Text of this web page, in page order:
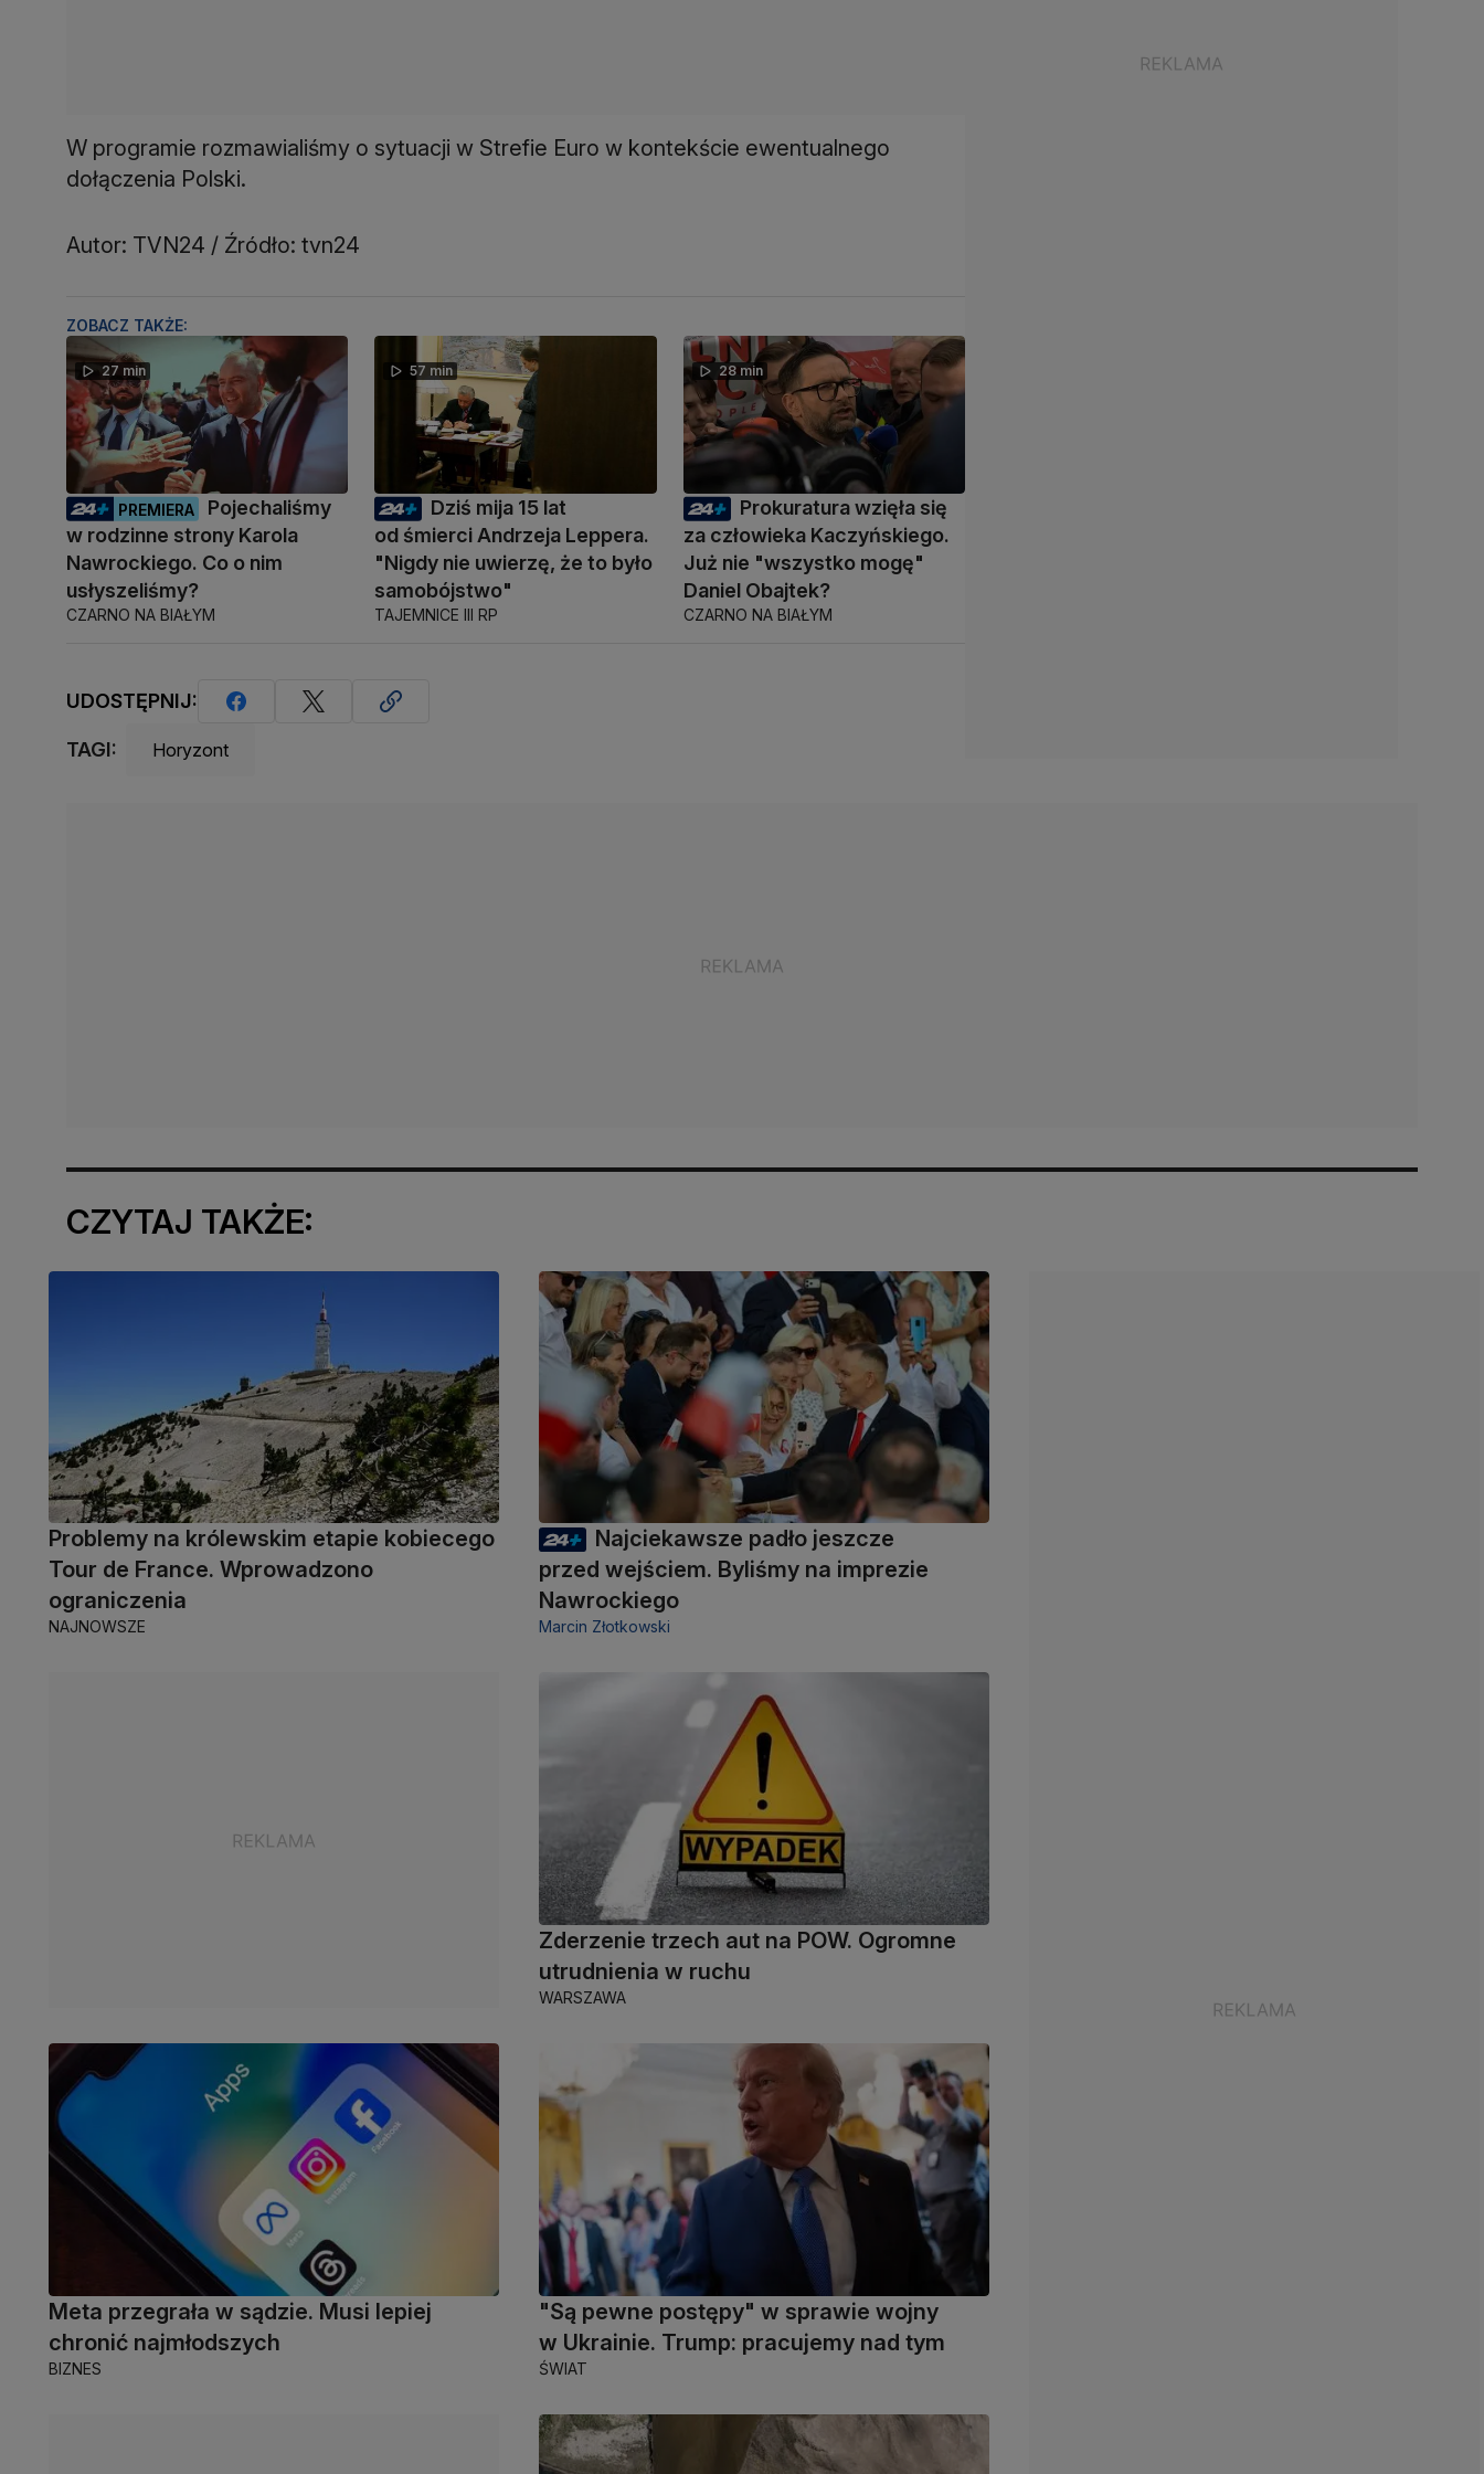
W programie rozmawialiśmy o sytuacji w Strefie Euro w kontekście ewentualnego
dołączenia Polski.
Autor: TVN24 / Źródło: tvn24
ZOBACZ TAKŻE:
27 min
PREMIERA
Pojechaliśmy
w rodzinne strony Karola
Nawrockiego. Co o nim
usłyszeliśmy?
CZARNO NA BIAŁYM
57 min
Dziś mija 15 lat
od śmierci Andrzeja Leppera.
"Nigdy nie uwierzę, że to było
samobójstwo"
TAJEMNICE III RP
28 min
Prokuratura wzięła się
za człowieka Kaczyńskiego.
Już nie "wszystko mogę"
Daniel Obajtek?
CZARNO NA BIAŁYM
UDOSTĘPNIJ:
TAGI: Horyzont
CZYTAJ TAKŻE:
Problemy na królewskim etapie kobiecego
Tour de France. Wprowadzono
ograniczenia
NAJNOWSZE
Najciekawsze padło jeszcze
przed wejściem. Byliśmy na imprezie
Nawrockiego
Marcin Złotkowski
Zderzenie trzech aut na POW. Ogromne
utrudnienia w ruchu
WARSZAWA
Meta przegrała w sądzie. Musi lepiej
chronić najmłodszych
BIZNES
"Są pewne postępy" w sprawie wojny
w Ukrainie. Trump: pracujemy nad tym
ŚWIAT